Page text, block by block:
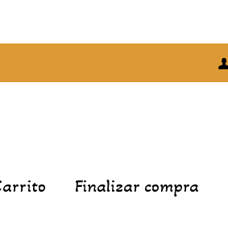
Finalizar compra